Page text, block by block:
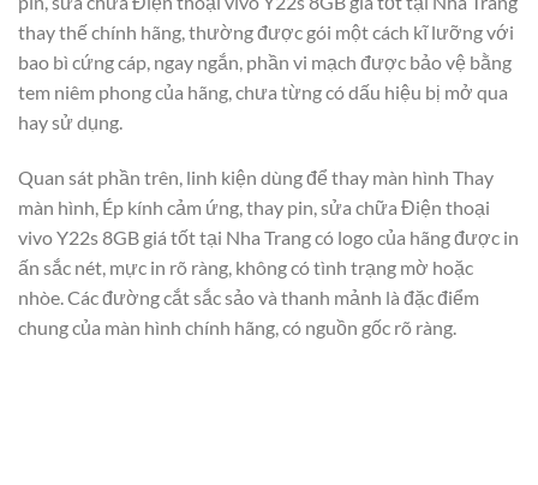
thay thế chính hãng, thường được gói một cách kĩ lưỡng với
bao bì cứng cáp, ngay ngắn, phần vi mạch được bảo vệ bằng
tem niêm phong của hãng, chưa từng có dấu hiệu bị mở qua
hay sử dụng.
Quan sát phần trên, linh kiện dùng để thay màn hình Thay
màn hình, Ép kính cảm ứng, thay pin, sửa chữa Điện thoại
vivo Y22s 8GB giá tốt tại Nha Trang có logo của hãng được in
ấn sắc nét, mực in rõ ràng, không có tình trạng mờ hoặc
nhòe. Các đường cắt sắc sảo và thanh mảnh là đặc điểm
chung của màn hình chính hãng, có nguồn gốc rõ ràng.